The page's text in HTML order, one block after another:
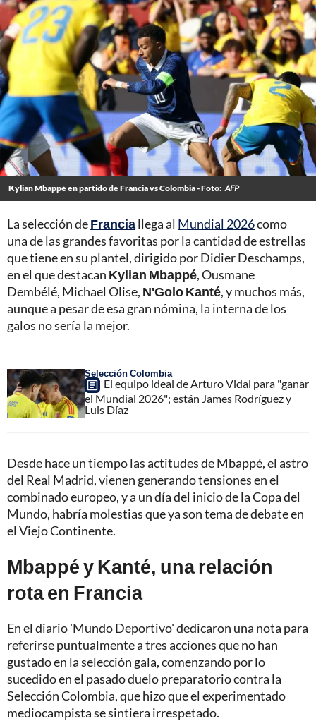
Kylian Mbappé en partido de Francia vs Colombia - Foto: AFP
La selección deFranciallega al Mundial 2026como
una de las grandes favoritas por la cantidad de estrellas
que tiene en su plantel, dirigido por Didier Deschamps,
en el que destacan Kylian Mbappé, Ousmane
Dembélé, Michael Olise, N'Golo Kanté, y muchos más,
aunque a pesar de esa gran nómina, la interna de los
galos no sería la mejor.
Selección Colombia
El equipo ideal de Arturo Vidal para "ganar
el Mundial 2026"; están James Rodríguez y
Luis Díaz
Desde hace un tiempo las actitudes de Mbappé, el astro
del Real Madrid, vienen generando tensiones en el
combinado europeo, y a un día del inicio de la Copa del
Mundo, habría molestias que ya son tema de debate en
el Viejo Continente.
Mbappé y Kanté, una relación
rota en Francia
En el diario 'Mundo Deportivo' dedicaron una nota para
referirse puntualmente a tres acciones que no han
gustado en la selección gala, comenzando por lo
sucedido en el pasado duelo preparatorio contra la
Selección Colombia, que hizo que el experimentado
mediocampista se sintiera irrespetado.